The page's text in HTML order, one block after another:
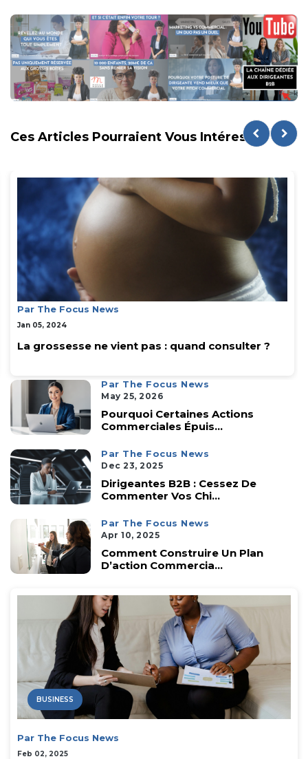
Ces Articles Pourraient Vous Intéresser
Par The Focus News
Jan 05, 2024
La grossesse ne vient pas : quand consulter ?
Par The Focus News
May 25, 2026
Pourquoi Certaines Actions
Commerciales Épuis...
Par The Focus News
Dec 23, 2025
Dirigeantes B2B : Cessez De
Commenter Vos Chi...
Par The Focus News
Apr 10, 2025
Comment Construire Un Plan
D’action Commercia...
BUSINESS
Par The Focus News
Feb 02, 2025